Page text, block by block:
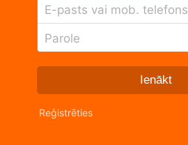
E-pasts vai mob. telefons
Parole
Ienākt
Reģistrēties